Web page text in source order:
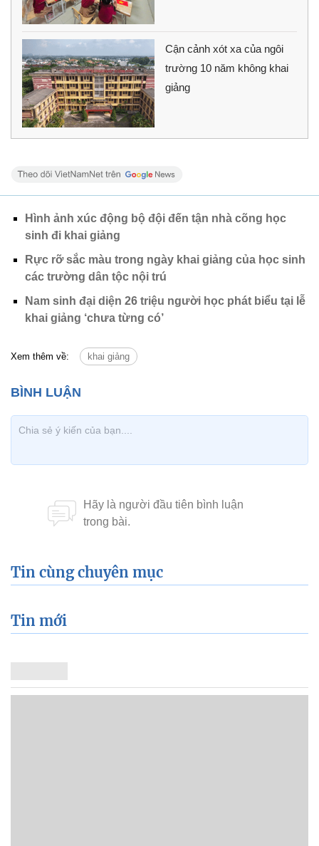
Cận cảnh xót xa của ngôi
trường 10 năm không khai
giảng
Hình ảnh xúc động bộ đội đến tận nhà cõng học
sinh đi khai giảng
Rực rỡ sắc màu trong ngày khai giảng của học sinh
các trường dân tộc nội trú
Nam sinh đại diện 26 triệu người học phát biểu tại lễ
khai giảng ‘chưa từng có’
Xem thêm về: khai giảng
Tin cùng chuyên mục
Tin mới